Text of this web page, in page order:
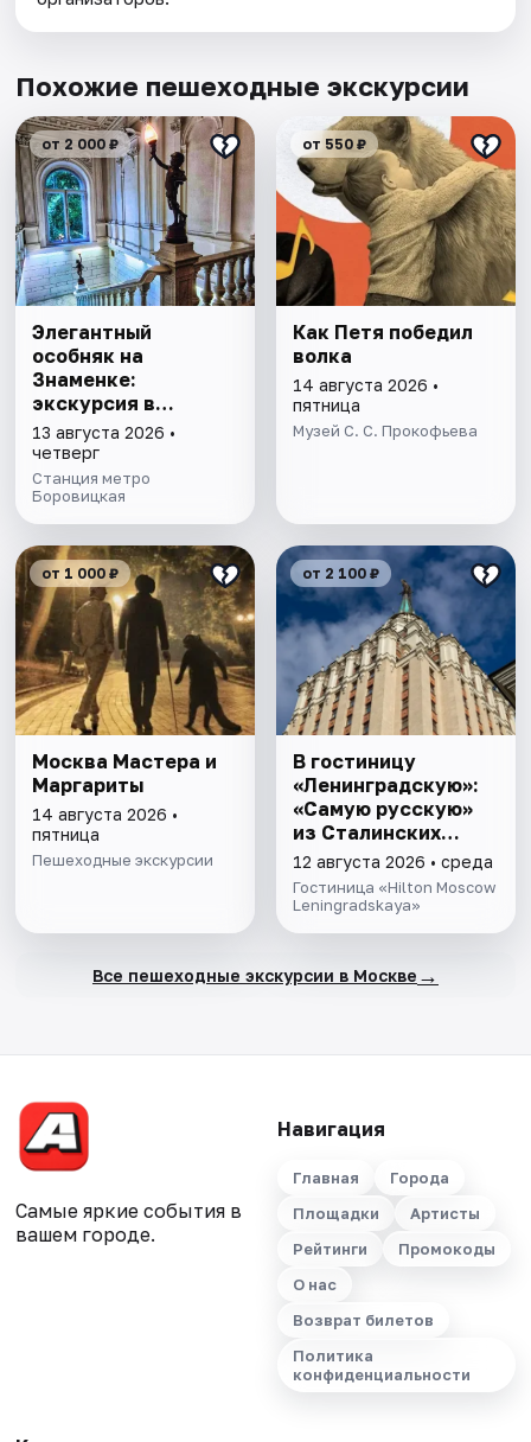
Похожие пешеходные экскурсии
от 2 000 ₽
Элегантный
особняк на
Знаменке:
экскурсия в
усадьбу
А.В.Каминской -
И.Е.Пономарева –
Г.М.Арафелова
13 августа 2026 •
четверг
Станция метро
Боровицкая
от 550 ₽
Как Петя победил
волкa
14 августа 2026 •
пятница
Музей С. С. Прокофьева
от 1 000 ₽
Москва Мастера и
Маргариты
14 августа 2026 •
пятница
Пешеходные экскурсии
от 2 100 ₽
В гостиницу
«Ленинградскую»:
«Самую русскую»
из Сталинских
Высоток
12 августа 2026 • среда
Гостиница «Hilton Moscow
Leningradskaya»
Все пешеходные экскурсии в Москве →
Самые яркие события в
вашем городе.
Навигация
Главная
Города
Площадки
Артисты
Рейтинги
Промокоды
О нас
Возврат билетов
Политика
конфиденциальности